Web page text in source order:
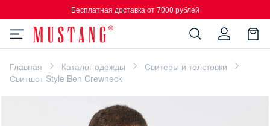
Бесплатная доставка от 7000 рублей
Главная Каталог одежды
Свитеры и толстовки
Свитшот Style Ben Crewneck